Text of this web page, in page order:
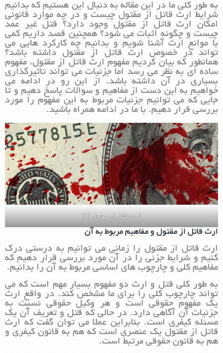
به طور کلی ما در این مقاله به دنبال این هستیم که بدانیم
شرایط ارث قاتل از مقتول چیست و در چه موارد قانونی
امکان ارث قاتل از مقتول وجود دارد؟ قتل غیر عمد
چیست و چگونه اثبات می شود؟ همچنین قصد داریم کمی
با موانع ارث آشنا شویم و بدانیم چه کارکرد هایی می
تواند در خصوص ارث قاتل از مقتول داشته باشد؟
همانطور که بیان کردیم مفهوم ارث قاتل از مقتول، مفهوم
ساده ای به نظر می رسد اما جزئیات می تواند تاثیرگذاری
بسیاری در آن داشته باشد. از این رو در ادامه می
خواهیم به این دست از مفاهیم و سوالات پاسخ دهیم و تا
جایی که می توانیم جزئیات مربوط به این مفهوم را مورد
بررسی قرار دهیم. با ما در ادامه همراه باشید.
ارث قاتل از مقتول (1)
ارث قاتل از مقتول و مفاهیم مربوط به آن
ارث قاتل از مقتول را زمانی می توانیم به درستی درک
کنیم و شرایط جزئی را در آن مورد بررسی قرار دهیم که
مفاهیم کلی و چارچوب های اساسی مربوط به آن را بدانیم.
به طور کلی قتل و ارث دو مفهوم بسیار مهم است که می
تواند چارچوب کلی را برای ما مشخص کند. در واقع ارث
یک مفهوم حقوقی است و هر وکیل حقوقی نسبت به
جزئیات آن آگاهی دارد. در حالی که قتل و تعریف آن یک
مسئله کیفری است. بنابراین عملا می توان گفت که ارث
قاتل از مقتول یک عنصری است که هم به قانون کیفری و
هم به قانون حقوقی مرتبط است.